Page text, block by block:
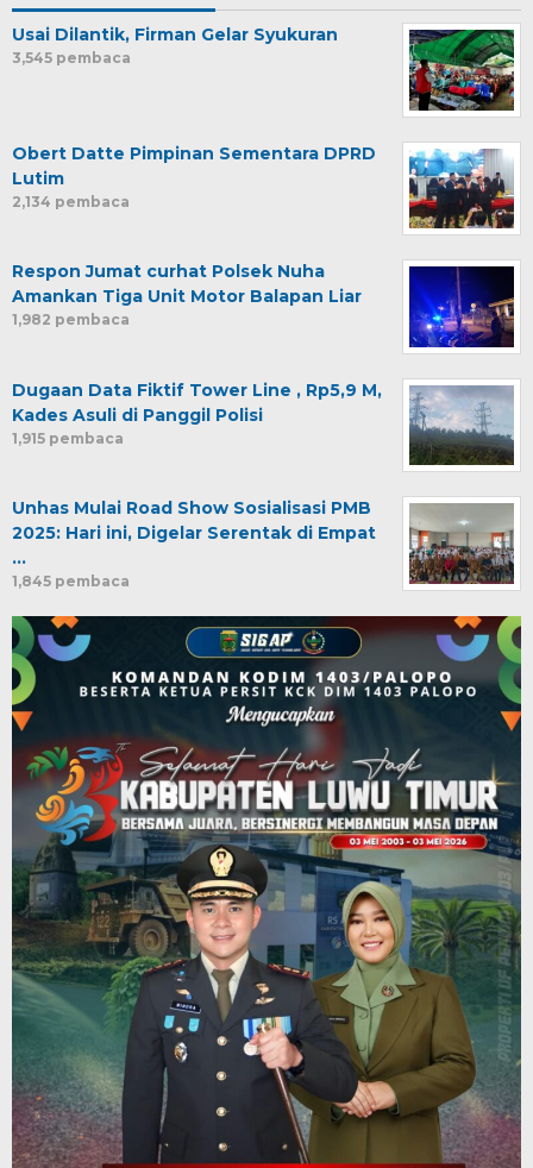
Usai Dilantik, Firman Gelar Syukuran
3,545 pembaca
Obert Datte Pimpinan Sementara DPRD
Lutim
2,134 pembaca
Respon Jumat curhat Polsek Nuha
Amankan Tiga Unit Motor Balapan Liar
1,982 pembaca
Dugaan Data Fiktif Tower Line , Rp5,9 M,
Kades Asuli di Panggil Polisi
1,915 pembaca
Unhas Mulai Road Show Sosialisasi PMB
2025: Hari ini, Digelar Serentak di Empat
…
1,845 pembaca